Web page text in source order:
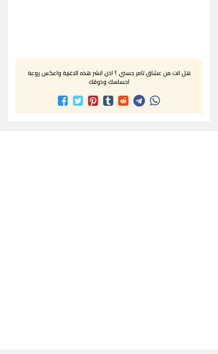
هل انت من عشاق تامر حسني ؟ اذن انشر هذه الاغنية واعكس روعة
احساسك وذوقك